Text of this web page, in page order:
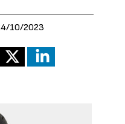
10/2023